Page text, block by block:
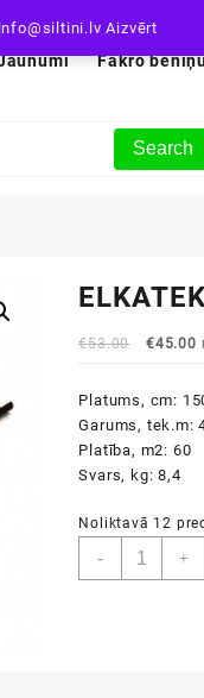
Aizvērt
Fakro
Search
€53.00
Original
€53.00.
€45.00
Platums, cm:
Garums, tek.m:
Platība, m2: 60
Svars, kg: 8,4
Noliktavā 12
-
ELKATEK
+